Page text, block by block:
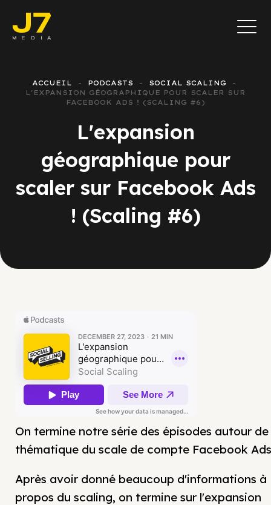
ACCUEIL PODCASTS
SOCIAL SCALING
L'EXPANSION GÉOGRAPHIQUE POUR SCALER SUR
FACEBOOK ADS ! (SCALING #6)
L'expansion
géographique pour
scaler sur Facebook Ads
! (Scaling #6)
On termine notre série des épisodes autour de
thématique du scale de compte Facebook
Après avoir donné beaucoup d'informations à
propos du scaling, on termine sur l'expansion